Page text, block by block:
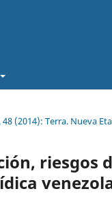
(2014): Terra. Nueva
riesgos